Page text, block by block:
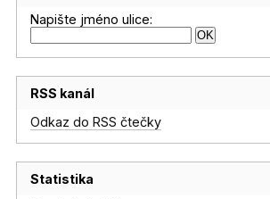
Napište jméno ulice:
RSS kanál
Odkaz do RSS čtečky
Statistika